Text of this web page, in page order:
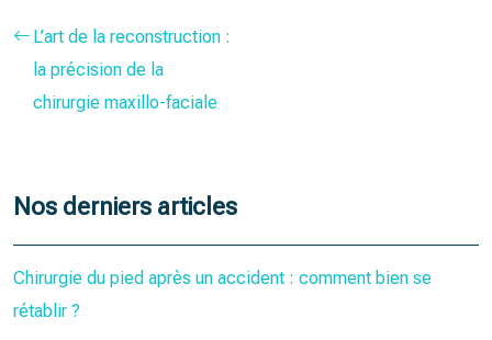
L’art de la reconstruction :
la précision de la
chirurgie maxillo-faciale
Nos derniers articles
Chirurgie du pied après un accident : comment bien se
rétablir ?